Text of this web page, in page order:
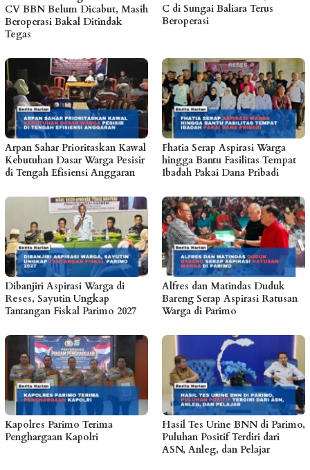
CV BBN Belum Dicabut, Masih
Beroperasi Bakal Ditindak
Tegas
C di Sungai Baliara Terus
Beroperasi
Arpan Sahar Prioritaskan Kawal
Kebutuhan Dasar Warga Pesisir
di Tengah Efisiensi Anggaran
Fhatia Serap Aspirasi Warga
hingga Bantu Fasilitas Tempat
Ibadah Pakai Dana Pribadi
Dibanjiri Aspirasi Warga di
Reses, Sayutin Ungkap
Tantangan Fiskal Parimo 2027
Alfres dan Matindas Duduk
Bareng Serap Aspirasi Ratusan
Warga di Parimo
Kapolres Parimo Terima
Penghargaan Kapolri
Hasil Tes Urine BNN di Parimo,
Puluhan Positif Terdiri dari
ASN, Anleg, dan Pelajar